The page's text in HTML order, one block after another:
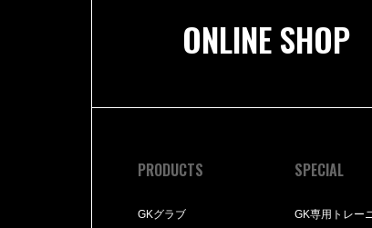
ONLINE SHOP
PRODUCTS
GKグラブ
SPECIAL
GK専用トレー